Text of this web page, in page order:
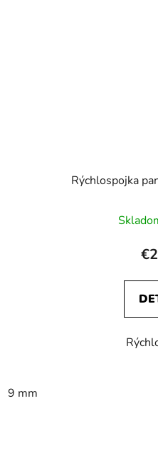
Rýchlospojka
9 mm